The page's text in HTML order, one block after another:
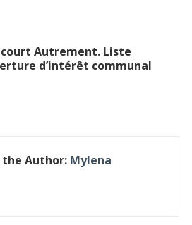
Autrement. Liste
d’intérêt communal
Author: Mylena